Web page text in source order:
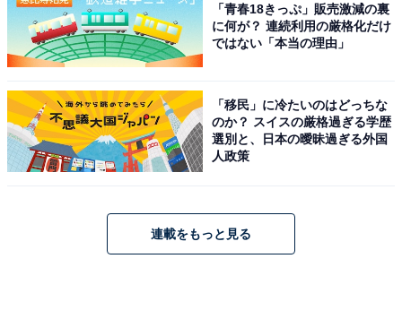
「青春18きっぷ」販売激減の裏
に何が？ 連続利用の厳格化だけ
ではない「本当の理由」
「移民」に冷たいのはどっちな
のか？ スイスの厳格過ぎる学歴
選別と、日本の曖昧過ぎる外国
人政策
連載をもっと見る